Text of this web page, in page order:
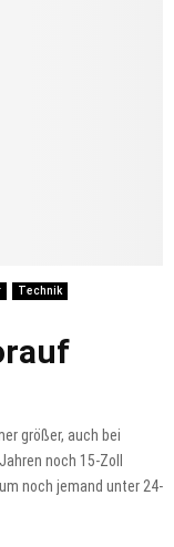
Technik
größer, auch bei
noch 15-Zoll
noch jemand unter 24-